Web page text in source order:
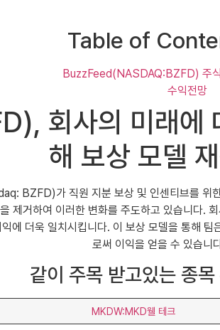
Table of
BuzzFeed(NASDAQ:BZFD) 주
수익전망
회사의 미래에
해 보상 모델
가 직원 지분 보상 및 인센티브를 위
제거하여 이러한 변화를 주도하고 있습니다.
에 더욱 일치시킵니다. 이 보상 모델을 통해
로써 이익을 얻을 수 있습니
같이 주목 받고있는 종목
MKDW:MKD웰 테크